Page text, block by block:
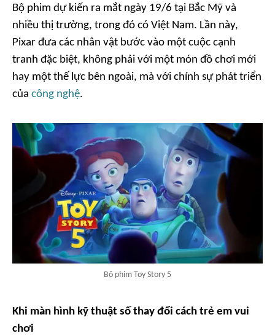
Bộ phim dự kiến ra mắt ngày 19/6 tại Bắc Mỹ và
nhiều thị trường, trong đó có Việt Nam. Lần này,
Pixar đưa các nhân vật bước vào một cuộc cạnh
tranh đặc biệt, không phải với một món đồ chơi mới
hay một thế lực bên ngoài, mà với chính sự phát triển
của công nghệ.
Bộ phim Toy Story 5
Khi màn hình kỹ thuật số thay đổi cách trẻ em vui
chơi